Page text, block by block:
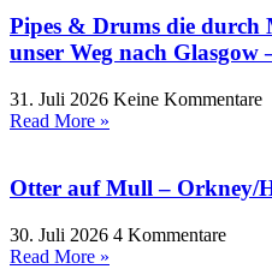
Pipes & Drums die durch
unser Weg nach Glasgow
31. Juli 2026 Keine Kommentare
Read More »
Otter auf Mull – Orkney/
30. Juli 2026 4 Kommentare
Read More »